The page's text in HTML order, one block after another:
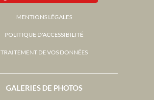
GALERIES DE PHOTOS
MENTIONS LÉGALES
POLITIQUE D'ACCESSIBILITÉ
TRAITEMENT DE VOS DONNÉES